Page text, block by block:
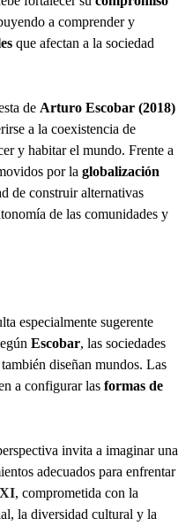
a comprender y
que afectan a la sociedad
de Arturo Escobar (2018)
a la coexistencia de
y habitar el mundo. Frente a
por la globalización
de construir alternativas
de las comunidades y
especialmente sugerente
Escobar, las sociedades
diseñan mundos. Las
a configurar las formas de
invita a imaginar una
adecuados para enfrentar
, comprometida con la
la diversidad cultural y la